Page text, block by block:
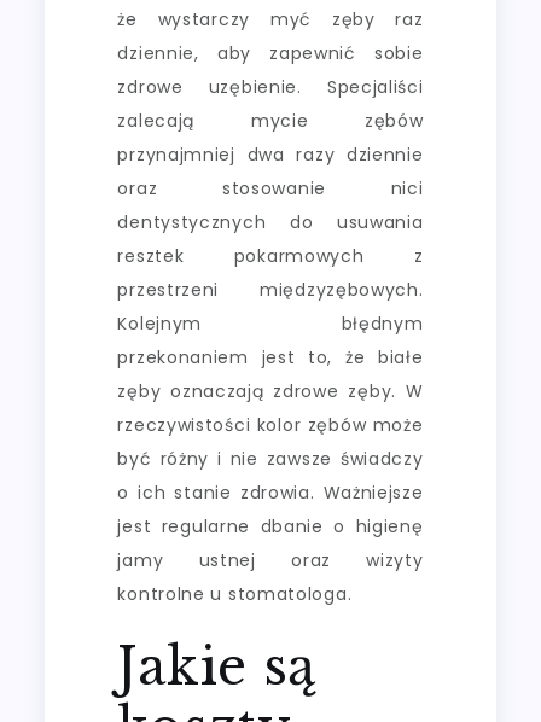
że wystarczy myć zęby raz
dziennie, aby zapewnić sobie
zdrowe uzębienie. Specjaliści
zalecają mycie zębów
przynajmniej dwa razy dziennie
oraz stosowanie nici
dentystycznych do usuwania
resztek pokarmowych z
przestrzeni międzyzębowych.
Kolejnym błędnym
przekonaniem jest to, że białe
zęby oznaczają zdrowe zęby. W
rzeczywistości kolor zębów może
być różny i nie zawsze świadczy
o ich stanie zdrowia. Ważniejsze
jest regularne dbanie o higienę
jamy ustnej oraz wizyty
kontrolne u stomatologa.
Jakie są